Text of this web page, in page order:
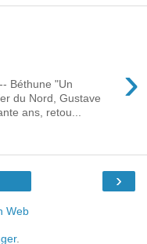
›
Béthune "Un
du Nord, Gustave
ans, retou...
›
Web
.